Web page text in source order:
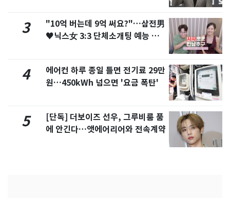
3
"10억 버는데 9억 써요?"…삼전男
♥닉스女 3:3 단체소개팅 예능 화
4
에어컨 하루 종일 틀면 전기료 29만
원…450kWh 넘으면 '요금 폭탄'
5
[단독] 더보이즈 선우, 그루비룸 품
에 안긴다…앳에어리어와 전속계약